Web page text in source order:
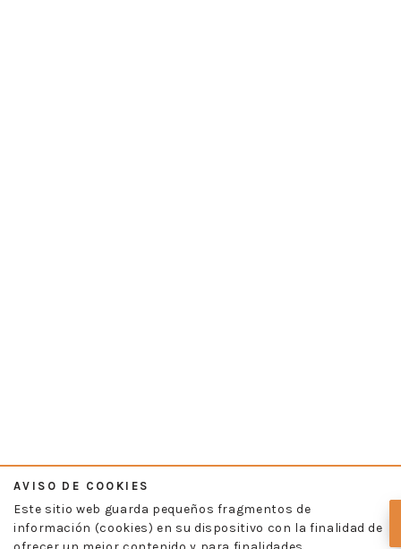
AVISO DE COOKIES
Este sitio web guarda pequeños fragmentos de
información (cookies) en su dispositivo con la finalidad de